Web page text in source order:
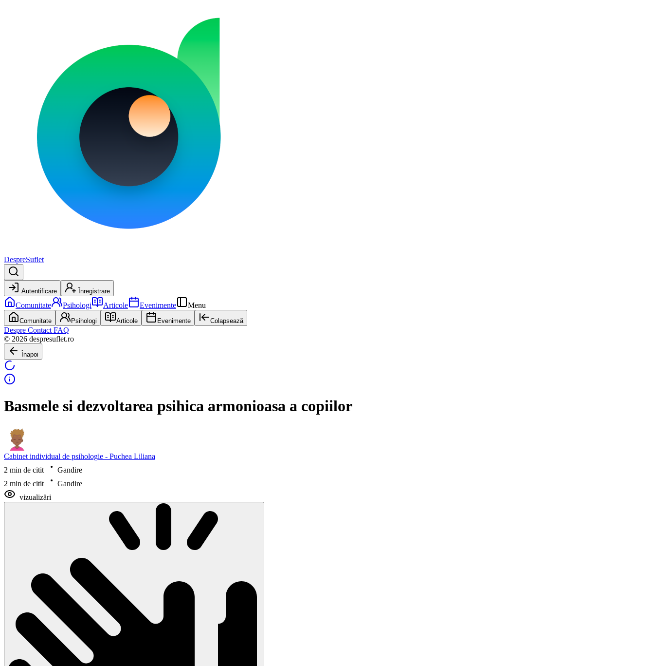
DespreSuflet
Autentificare Înregistrare
Comunitate Psihologi Articole Evenimente Menu
Comunitate Psihologi Articole Evenimente Colapsează
Despre Contact FAQ
© 2026 despresuflet.ro
Înapoi
Basmele si dezvoltarea psihica armonioasa a copiilor
Cabinet individual de psihologie - Puchea Liliana
2 min de citit
Gandire
2 min de citit
Gandire
vizualizări